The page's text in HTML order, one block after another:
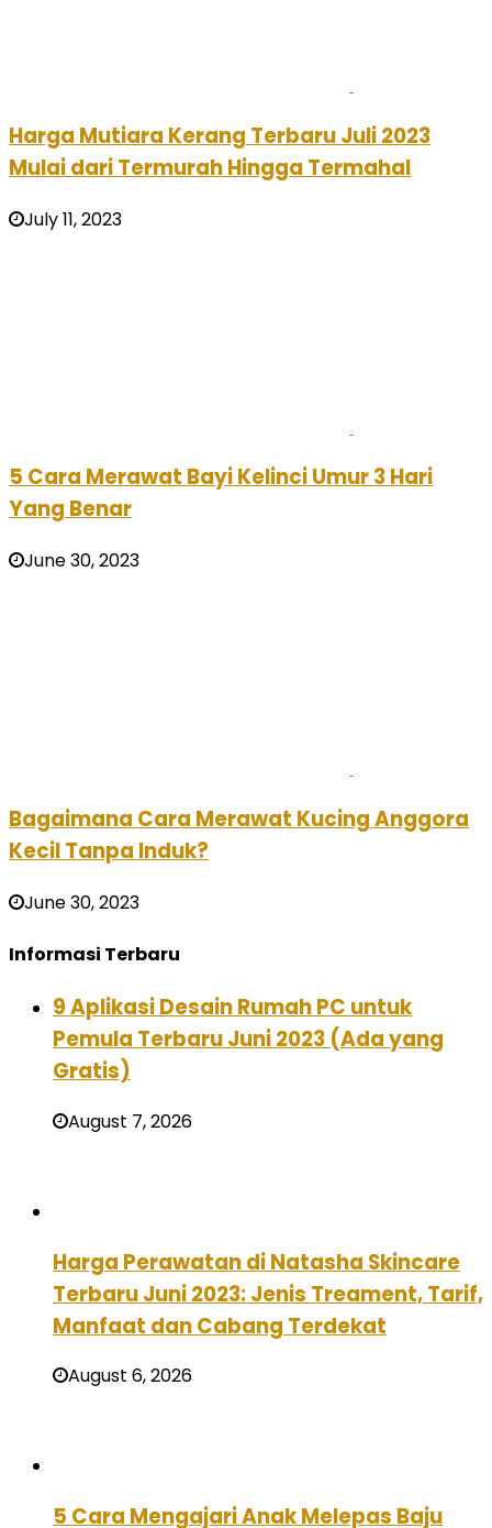
Harga Mutiara Kerang Terbaru Juli 2023
Mulai dari Termurah Hingga Termahal
July 11, 2023
5 Cara Merawat Bayi Kelinci Umur 3 Hari
Yang Benar
June 30, 2023
Bagaimana Cara Merawat Kucing Anggora
Kecil Tanpa Induk?
June 30, 2023
Informasi Terbaru
9 Aplikasi Desain Rumah PC untuk
Pemula Terbaru Juni 2023 (Ada yang
Gratis)
August 7, 2026
Harga Perawatan di Natasha Skincare
Terbaru Juni 2023: Jenis Treament, Tarif,
Manfaat dan Cabang Terdekat
August 6, 2026
5 Cara Mengajari Anak Melepas Baju